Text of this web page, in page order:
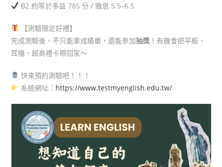
B2 約等於多益 785 分 / 雅思 5.5–6.5
【測驗限定好禮】
完成測驗後，不只能拿成績單，還能參加抽獎 ！有機會把平板、
耳機、超商禮卡帶回家～
快來預約測驗吧！！！
系統網址： https://www.testmyenglish.edu.tw/